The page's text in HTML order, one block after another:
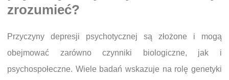
zrozumieć?
Przyczyny depresji psychotycznej są złożone i mogą
obejmować zarówno czynniki biologiczne, jak i
psychospołeczne. Wiele badań wskazuje na rolę genetyki